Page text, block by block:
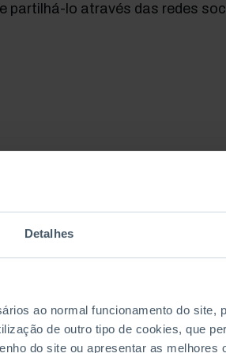
Detalhes
ao normal funcionamento do site,
de outro tipo de cookies, que
do site ou apresentar as melhores
partilhá-lo através das redes